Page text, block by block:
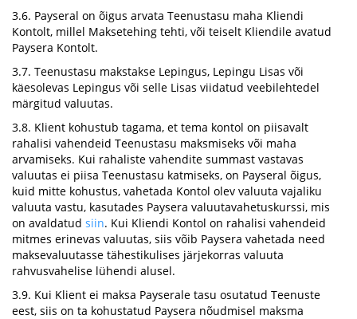
3.6. Payseral on õigus arvata Teenustasu maha Kliendi
Kontolt, millel Maksetehing tehti, või teiselt Kliendile avatud
Paysera Kontolt.
3.7. Teenustasu makstakse Lepingus, Lepingu Lisas või
käesolevas Lepingus või selle Lisas viidatud veebilehtedel
märgitud valuutas.
3.8. Klient kohustub tagama, et tema kontol on piisavalt
rahalisi vahendeid Teenustasu maksmiseks või maha
arvamiseks. Kui rahaliste vahendite summast vastavas
valuutas ei piisa Teenustasu katmiseks, on Payseral õigus,
kuid mitte kohustus, vahetada Kontol olev valuuta vajaliku
valuuta vastu, kasutades Paysera valuutavahetuskurssi, mis
on avaldatud siin. Kui Kliendi Kontol on rahalisi vahendeid
mitmes erinevas valuutas, siis võib Paysera vahetada need
maksevaluutasse tähestikulises järjekorras valuuta
rahvusvahelise lühendi alusel.
3.9. Kui Klient ei maksa Payserale tasu osutatud Teenuste
eest, siis on ta kohustatud Paysera nõudmisel maksma